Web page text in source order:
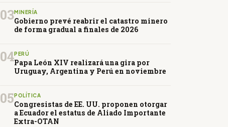
03MINERÍA
Gobierno prevé reabrir el catastro minero
de forma gradual a finales de 2026
04PERÚ
Papa León XIV realizará una gira por
Uruguay, Argentina y Perú en noviembre
05 POLÍTICA
Congresistas de EE. UU. proponen otorgar
a Ecuador el estatus de Aliado Importante
Extra-OTAN